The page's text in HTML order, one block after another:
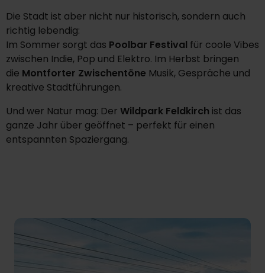
Die Stadt ist aber nicht nur historisch, sondern auch
richtig lebendig:
Im Sommer sorgt das Poolbar Festival für coole Vibes
zwischen Indie, Pop und Elektro. Im Herbst bringen
die Montforter Zwischentöne Musik, Gespräche und
kreative Stadtführungen.
Und wer Natur mag: Der Wildpark Feldkirch ist das
ganze Jahr über geöffnet – perfekt für einen
entspannten Spaziergang.